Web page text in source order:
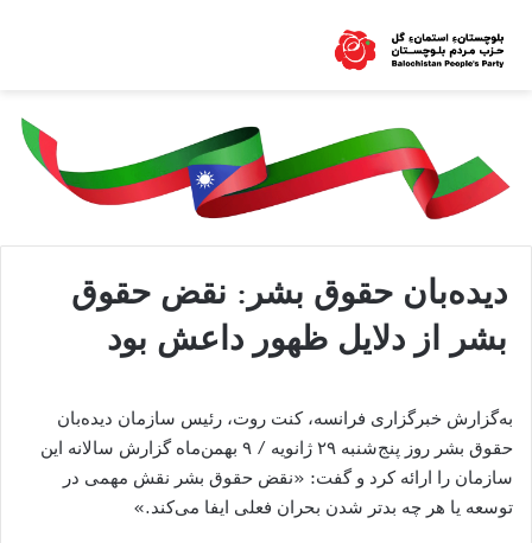
دیده‌بان حقوق بشر: نقض حقوق
بشر از دلایل ظهور داعش بود
به‌گزارش خبرگزاری فرانسه، کنت روت، رئیس سازمان دیده‌بان
حقوق بشر روز پنج‌شنبه ۲۹ ژانویه / ۹ بهمن‌ماه گزارش سالانه این
سازمان را ارائه کرد و گفت: «نقض حقوق بشر نقش مهمی در
توسعه یا هر چه بدتر شدن بحران فعلی ایفا می‌کند.»